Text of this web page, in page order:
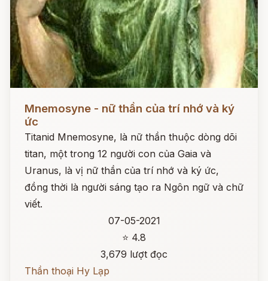
Mnemosyne - nữ thần của trí nhớ và ký
ức
Titanid Mnemosyne, là nữ thần thuộc dòng dõi
titan, một trong 12 người con của Gaia và
Uranus, là vị nữ thần của trí nhớ và ký ức,
đồng thời là người sáng tạo ra Ngôn ngữ và chữ
viết.
07-05-2021
⭐ 4.8
3,679 lượt đọc
Thần thoại Hy Lạp